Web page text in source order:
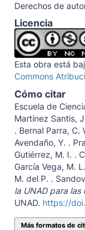
Derechos de
Licencia
Esta obra está
Commons
Cómo citar
Escuela de
Martínez Santis,
. Bernal Parra, C.
Avendaño, Y. .
Gutiérrez, M. I. .
García Vega, M.
M. del P. .
la UNAD para las
UNAD. https://
Más formatos de